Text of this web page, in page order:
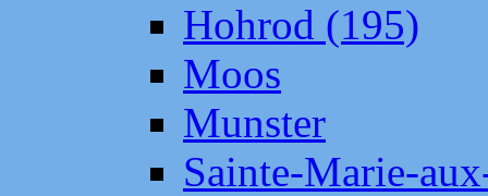
Hohrod (195)
Moos
Munster
Sainte-Marie-